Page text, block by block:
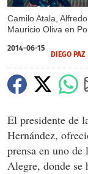
Camilo Atala,
Mauricio Oliva en
2014-06-15
DIEGO PAZ
El presidente de
Hernández,
prensa en uno
Alegre, donde se